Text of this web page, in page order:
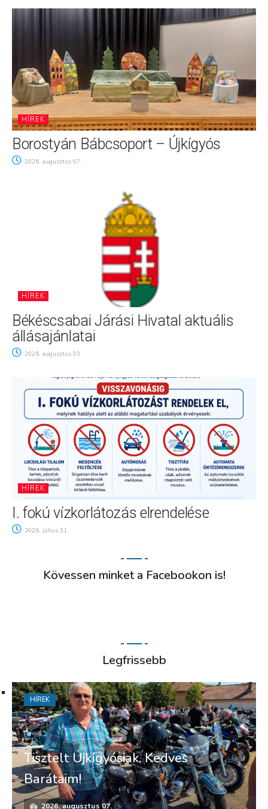
HÍREK
Borostyán Bábcsoport – Újkígyós
2026. augusztus 07.
HÍREK
Békéscsabai Járási Hivatal aktuális
állásajánlatai
2026. augusztus 03.
HÍREK
I. fokú vízkorlátozás elrendelése
2026. július 31.
Kövessen minket a Facebookon is!
Legfrissebb
Tisztelt Újkígyósiak, Kedves
Barátaim!
2026. augusztus 07.
HÍREK